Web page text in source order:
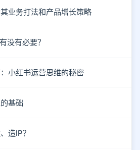
业务打法和产品增长策略
没有必要？
小红书运营思维的秘密
基础
造IP？